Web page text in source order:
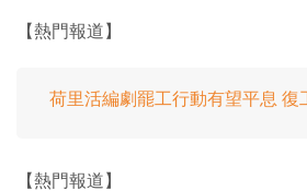
【熱門報道】
荷里活編劇罷工行動有望平息 復
【熱門報道】